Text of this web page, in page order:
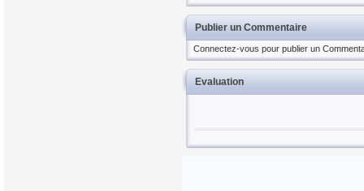
Publier un Commentaire
Connectez-vous pour publier un
Evaluation